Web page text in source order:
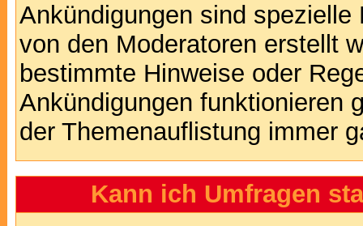
Ankündigungen sind
von den Moderatoren erstellt
bestimmte Hinweise oder
Ankündigungen funktionieren
der Themenauflistung immer
Kann ich Umfragen